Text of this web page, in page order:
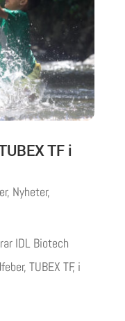
TF i
, Nyheter,
IDL Biotech
TUBEX TF, i